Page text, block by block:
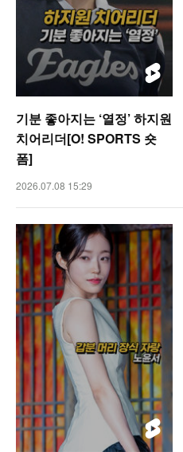
기분 좋아지는 ‘열정’ 하지원
치어리더[O! SPORTS 숏
폼]
2026.07.08 15:29